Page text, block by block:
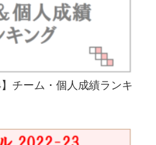
チーム・個人成績ランキ